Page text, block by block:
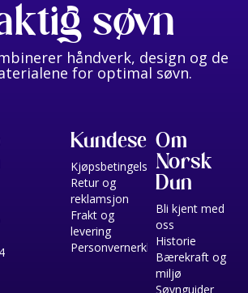
søvn
håndverk, design og de
for optimal søvn.
Kundeservice
Kjøpsbetingelser
Retur og
reklamsjon
Frakt og
levering
Personvernerklæring
Om
Norsk
Dun
Bli kjent med
oss
Historie
Bærekraft og
miljø
Søvnguider